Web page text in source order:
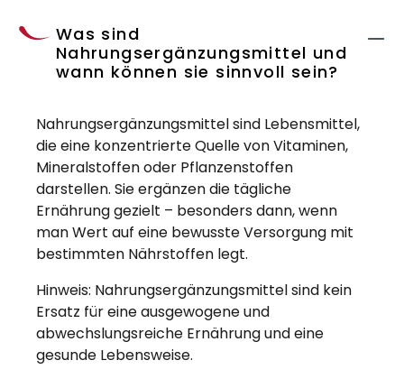
Was sind
Nahrungsergänzungsmittel und
wann können sie sinnvoll sein?
Nahrungsergänzungsmittel sind Lebensmittel,
die eine konzentrierte Quelle von Vitaminen,
Mineralstoffen oder Pflanzenstoffen
darstellen. Sie ergänzen die tägliche
Ernährung gezielt – besonders dann, wenn
man Wert auf eine bewusste Versorgung mit
bestimmten Nährstoffen legt.
Hinweis: Nahrungsergänzungsmittel sind kein
Ersatz für eine ausgewogene und
abwechslungsreiche Ernährung und eine
gesunde Lebensweise.